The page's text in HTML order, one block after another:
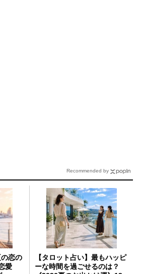
の恋の
愛
【タロット占い】最もハッピ
ーな時間を過ごせるのは？
Recommended by